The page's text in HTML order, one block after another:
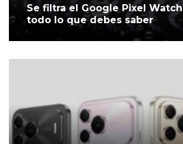
Se filtra el Google Pixel
todo lo que debes saber